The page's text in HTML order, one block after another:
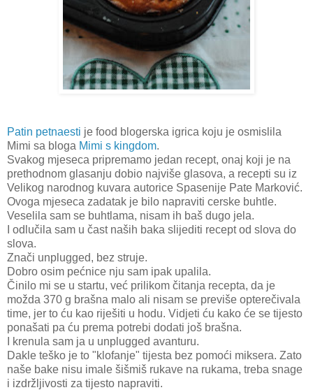
Patin petnaesti je food blogerska igrica koju je osmislila
Mimi sa bloga Mimi s kingdom.
Svakog mjeseca pripremamo jedan recept, onaj koji je na
prethodnom glasanju dobio najviše glasova, a recepti su iz
Velikog narodnog kuvara autorice Spasenije Pate Marković.
Ovoga mjeseca zadatak je bilo napraviti cerske buhtle.
Veselila sam se buhtlama, nisam ih baš dugo jela.
I odlučila sam u čast naših baka slijediti recept od slova do
slova.
Znači unplugged, bez struje.
Dobro osim pećnice nju sam ipak upalila.
Činilo mi se u startu, već prilikom čitanja recepta, da je
možda 370 g brašna malo ali nisam se previše opterečivala
time, jer to ću kao riješiti u hodu. Vidjeti ću kako će se tijesto
ponašati pa ću prema potrebi dodati još brašna.
I krenula sam ja u unplugged avanturu.
Dakle teško je to "klofanje" tijesta bez pomoći miksera. Zato
naše bake nisu imale šišmiš rukave na rukama, treba snage
i izdržljivosti za tijesto napraviti.